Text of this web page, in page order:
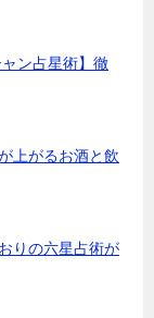
ャン占星術】徹
上がるお酒と飲
りの六星占術が